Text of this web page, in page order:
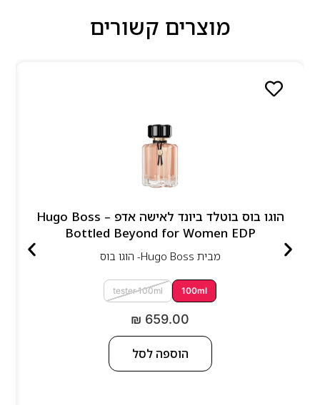
מוצרים קשורים
הוגו בוס בוטלד ביונד לאישה אדפ – Hugo Boss
Bottled Beyond for Women EDP
מבית Hugo Boss- הוגו בוס
100ml
tester 100ml
₪ 659.00
הוספה לסל